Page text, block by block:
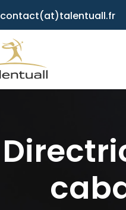
contact(at)talentuall.fr